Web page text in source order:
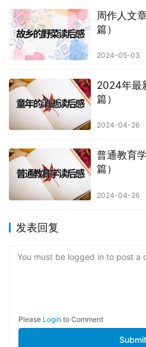
周作人文
篇）
2024-05-03
2024年最
篇）
2024-04-26
普通教育
篇）
2024-04-26
发表回复
You must be logged in to post a
Please Login to Comment
Submit